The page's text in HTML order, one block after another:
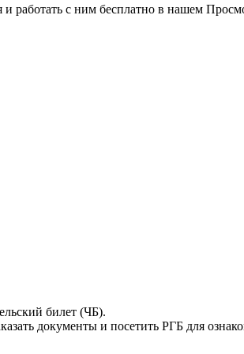
работать с ним бесплатно в нашем
билет (ЧБ).
документы и посетить РГБ для